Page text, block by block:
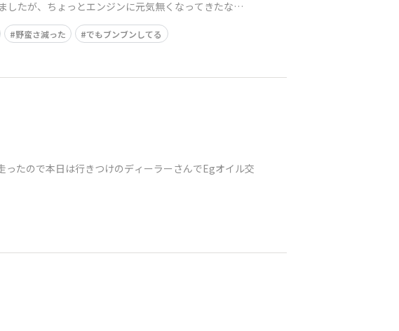
たが、ちょっとエンジンに元気無くなってきたな
野蛮さ減った でもブンブンしてる
たので本日は行きつけのディーラーさんでEgオイル交